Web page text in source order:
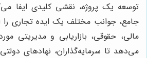
توسعه یک پروژه، نقشی کلیدی ایفا
جامع، جوانب مختلف یک ایده تجاری را
مالی، حقوقی، بازاریابی و مدیریتی
می‌دهد تا سرمایه‌گذاران، نهادهای